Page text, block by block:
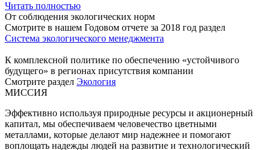
Читать полностью
От соблюдения экологических норм
Смотрите в нашем Годовом отчете за 2018 год раздел
Система экологического менеджмента
К комплексной политике по обеспечению «устойчивого
будущего» в регионах присутствия компании
Смотрите раздел Экология
МИССИЯ
Эффективно используя природные ресурсы и акционерный
капитал, мы обеспечиваем человечество цветными
металлами, которые делают мир надежнее и помогают
воплощать надежды людей на развитие и технологический